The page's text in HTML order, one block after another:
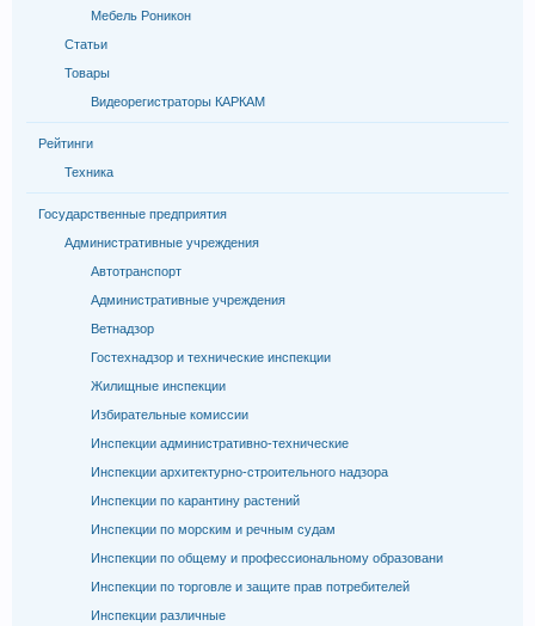
Мебель Роникон
Статьи
Товары
Видеорегистраторы КАРКАМ
Рейтинги
Техника
Государственные предприятия
Административные учреждения
Автотранспорт
Административные учреждения
Ветнадзор
Гостехнадзор и технические инспекции
Жилищные инспекции
Избирательные комиссии
Инспекции административно-технические
Инспекции архитектурно-строительного надзора
Инспекции по карантину растений
Инспекции по морским и речным судам
Инспекции по общему и профессиональному образовани
Инспекции по торговле и защите прав потребителей
Инспекции различные